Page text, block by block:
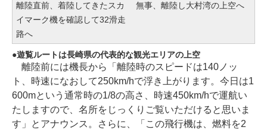
離陸直前、着陸してきたスカ
イマーク機を確認して32滑走
路へ
無事、離陸し大村湾の上空へ
遊覧ルートは長崎県の代表的な観光エリアの上空
離陸前には機長から「離陸時のスピードは140ノッ
ト、時速になおして250km/hで浮き上がります。今日は1
600mという通常時の1/8の高さ、時速450km/hで運航い
たしますので、名所をじっくりご覧いただけると思いま
す」とアナウンス。さらに、「この飛行機は、燃料を2